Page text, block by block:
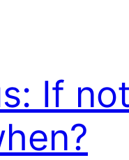
If not